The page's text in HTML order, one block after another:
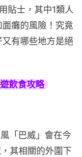
貼士，其中1類人
癱的風險！究竟
有哪些地方是絕
飲食攻略
「巴威」會在今
其相關的外圍下